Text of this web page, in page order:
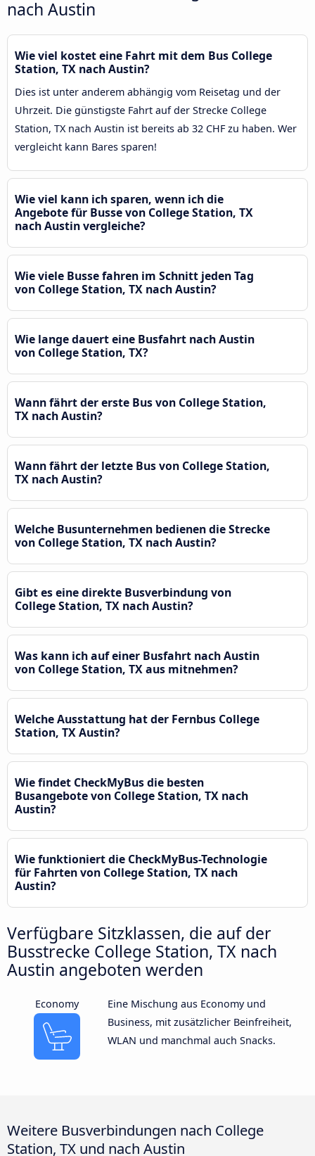
nach Austin
Wie viel kostet eine Fahrt mit dem Bus College
Station, TX nach Austin?
Dies ist unter anderem abhängig vom Reisetag und der
Uhrzeit. Die günstigste Fahrt auf der Strecke College
Station, TX nach Austin ist bereits ab 32 CHF zu haben. Wer
vergleicht kann Bares sparen!
Wie viel kann ich sparen, wenn ich die
Angebote für Busse von College Station, TX
nach Austin vergleiche?
Wie viele Busse fahren im Schnitt jeden Tag
von College Station, TX nach Austin?
Wie lange dauert eine Busfahrt nach Austin
von College Station, TX?
Wann fährt der erste Bus von College Station,
TX nach Austin?
Wann fährt der letzte Bus von College Station,
TX nach Austin?
Welche Busunternehmen bedienen die Strecke
von College Station, TX nach Austin?
Gibt es eine direkte Busverbindung von
College Station, TX nach Austin?
Was kann ich auf einer Busfahrt nach Austin
von College Station, TX aus mitnehmen?
Welche Ausstattung hat der Fernbus College
Station, TX Austin?
Wie findet CheckMyBus die besten
Busangebote von College Station, TX nach
Austin?
Wie funktioniert die CheckMyBus-Technologie
für Fahrten von College Station, TX nach
Austin?
Verfügbare Sitzklassen, die auf der
Busstrecke College Station, TX nach
Austin angeboten werden
Economy
Eine Mischung aus Economy und
Business, mit zusätzlicher Beinfreiheit,
WLAN und manchmal auch Snacks.
Weitere Busverbindungen nach College
Station, TX und nach Austin